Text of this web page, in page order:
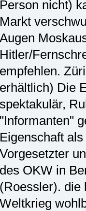
Person nicht)
Markt
Augen
Hitler/
empfehlen.
erhältlich) Die
spektakulär,
"Informanten"
Eigenschaft
Vorgesetzter
des OKW in
(Roessler). die
Weltkrieg